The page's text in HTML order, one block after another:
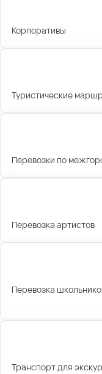
Корпоративы
Туристические
Перевозки по
Перевозка артистов
Перевозка
Транспорт для